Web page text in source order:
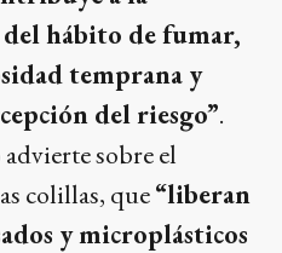
hábito de fumar,
temprana y
del riesgo”.
sobre el
colillas, que“liberan
y microplásticos